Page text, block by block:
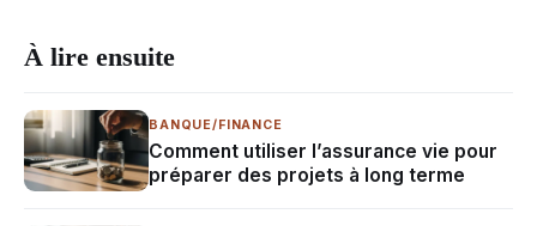
À lire ensuite
BANQUE/FINANCE
Comment utiliser l’assurance vie pour
préparer des projets à long terme